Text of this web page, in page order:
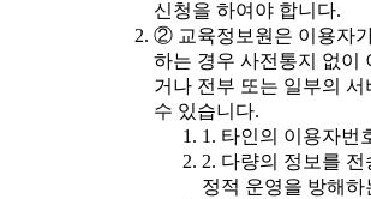
신청을 하여야 합니다.
② 교육정보원은 이용자
하는 경우 사전통지 없이
거나 전부 또는 일부의
수 있습니다.
1. 타인의 이용자번
2. 다량의 정보를
정적 운영을 방해하